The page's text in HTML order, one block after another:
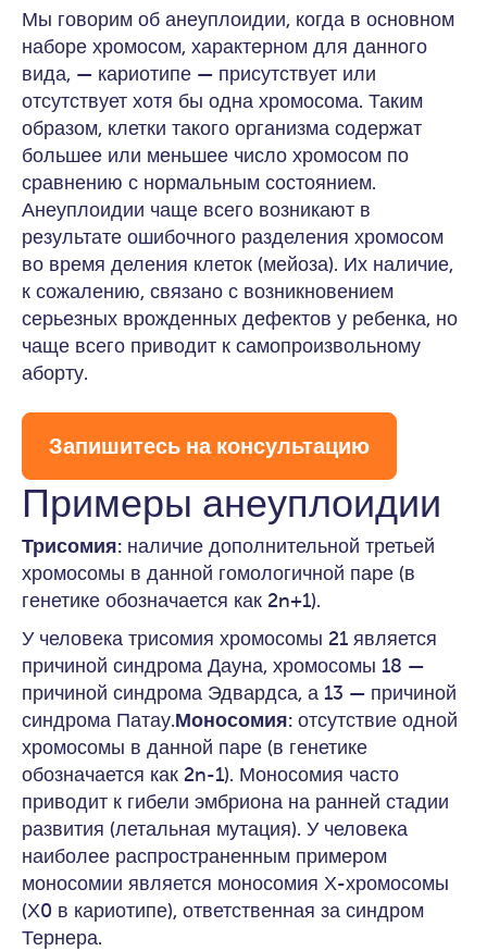
Мы говорим об анеуплоидии, когда в основном
наборе хромосом, характерном для данного
вида, — кариотипе — присутствует или
отсутствует хотя бы одна хромосома. Таким
образом, клетки такого организма содержат
большее или меньшее число хромосом по
сравнению с нормальным состоянием.
Анеуплоидии чаще всего возникают в
результате ошибочного разделения хромосом
во время деления клеток (мейоза). Их наличие,
к сожалению, связано с возникновением
серьезных врожденных дефектов у ребенка, но
чаще всего приводит к самопроизвольному
аборту.
Запишитесь на консультацию
Примеры анеуплоидии
Трисомия: наличие дополнительной третьей
хромосомы в данной гомологичной паре (в
генетике обозначается как 2n+1).
У человека трисомия хромосомы 21 является
причиной синдрома Дауна, хромосомы 18 —
причиной синдрома Эдвардса, а 13 — причиной
синдрома Патау.Моносомия: отсутствие одной
хромосомы в данной паре (в генетике
обозначается как 2n-1). Моносомия часто
приводит к гибели эмбриона на ранней стадии
развития (летальная мутация). У человека
наиболее распространенным примером
моносомии является моносомия Х-хромосомы
(Х0 в кариотипе), ответственная за синдром
Тернера.